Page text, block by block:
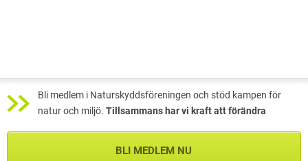
Bli medlem i Naturskyddsföreningen och stöd kampen för
natur och miljö. Tillsammans har vi kraft att förändra
BLI MEDLEM NU